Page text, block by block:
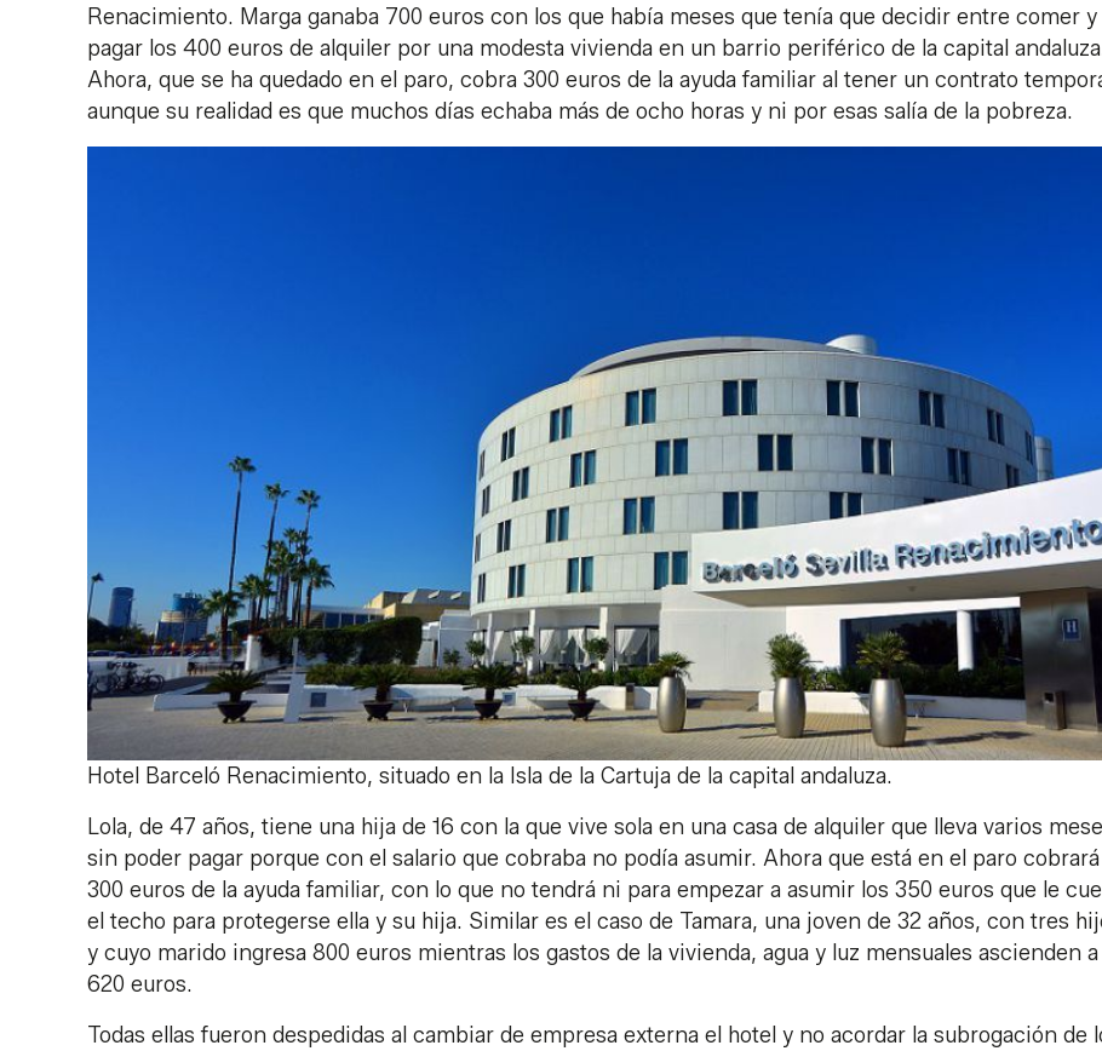
Renacimiento. Marga ganaba 700 euros con los que había meses que tenía que decidir entre comer y
pagar los 400 euros de alquiler por una modesta vivienda en un barrio periférico de la capital
Ahora, que se ha quedado en el paro, cobra 300 euros de la ayuda familiar al tener un contrato
aunque su realidad es que muchos días echaba más de ocho horas y ni por esas salía de la pobreza.
Hotel Barceló Renacimiento, situado en la Isla de la Cartuja de la capital andaluza.
Lola, de 47 años, tiene una hija de 16 con la que vive sola en una casa de alquiler que lleva varios
sin poder pagar porque con el salario que cobraba no podía asumir. Ahora que está en el paro
300 euros de la ayuda familiar, con lo que no tendrá ni para empezar a asumir los 350 euros que le
el techo para protegerse ella y su hija. Similar es el caso de Tamara, una joven de 32 años, con tres
y cuyo marido ingresa 800 euros mientras los gastos de la vivienda, agua y luz mensuales ascienden a
620 euros.
Todas ellas fueron despedidas al cambiar de empresa externa el hotel y no acordar la subrogación de